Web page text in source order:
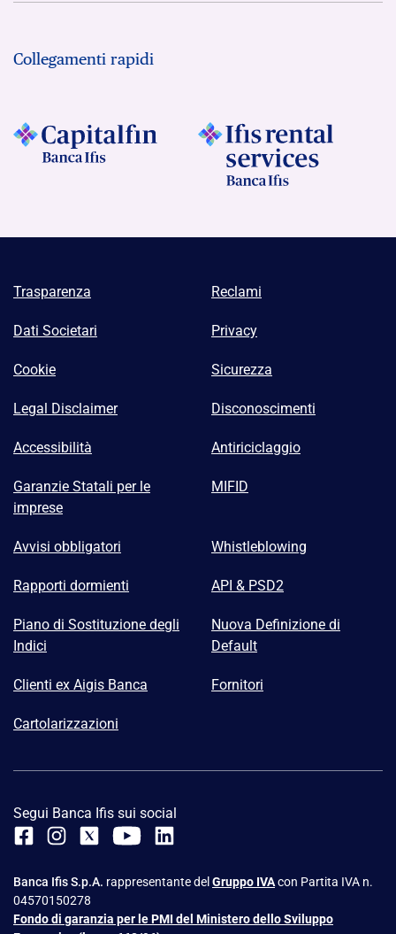
Collegamenti rapidi
Trasparenza Reclami
Dati Societari Privacy
Cookie Sicurezza
Legal Disclaimer Disconoscimenti
Accessibilità Antiriciclaggio
Garanzie Statali per le
imprese
MIFID
Avvisi obbligatori Whistleblowing
Rapporti dormienti API & PSD2
Piano di Sostituzione degli
Indici
Nuova Definizione di
Default
Clienti ex Aigis Banca Fornitori
Cartolarizzazioni
Segui Banca Ifis sui social
Banca Ifis S.p.A. rappresentante del Gruppo IVAcon Partita IVA n.
04570150278
Fondo di garanzia per le PMI del Ministero dello Sviluppo